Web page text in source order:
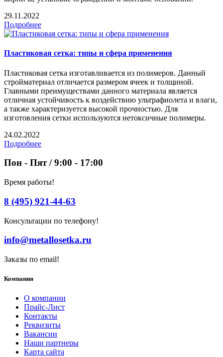
29.11.2022
Подробнее
Пластиковая сетка: типы и сфера применения
Пластиковая сетка изготавливается из полимеров. Данный
стройматериал отличается размером ячеек и толщиной.
Главными преимуществами данного материала является
отличная устойчивость к воздействию ультрафиолета и влаги,
а также характеризуется высокой прочностью. Для
изготовления сетки используются нетоксичные полимеры.
24.02.2022
Подробнее
Пон - Пят / 9:00 - 17:00
Время работы!
8 (495) 921-44-63
Консультации по телефону!
info@metallosetka.ru
Заказы по email!
Компания
О компании
Прайс-Лист
Контакты
Реквизиты
Вакансии
Наши партнеры
Карта сайта